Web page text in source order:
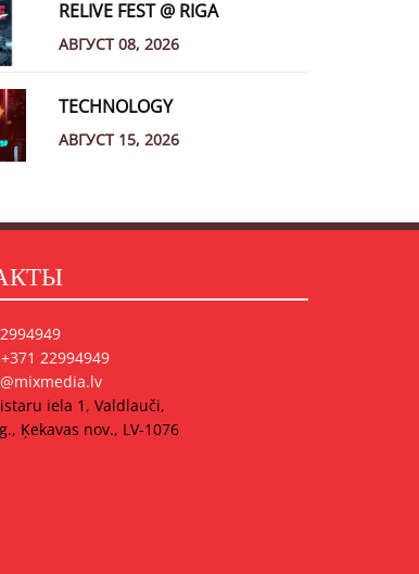
RELIVE FEST @ RIGA
АВГУСТ 08, 2026
TECHNOLOGY
АВГУСТ 15, 2026
22994949
iela 1, Valdlauči,
Ķekavas nov., LV-1076